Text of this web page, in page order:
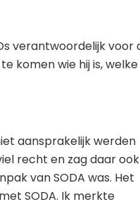
verantwoordelijk voor
komen wie hij is, welke
aansprakelijk werden
recht en zag daar ook
van SODA was. Het
SODA. Ik merkte